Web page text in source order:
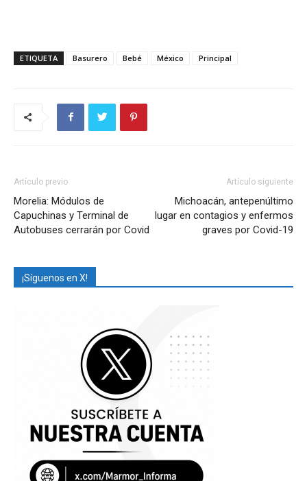
ETIQUETA Basurero Bebé México Principal
Artículo previo
Morelia: Módulos de
Capuchinas y Terminal de
Autobuses cerrarán por Covid
Artículo siguiente
Michoacán, antepenúltimo
lugar en contagios y enfermos
graves por Covid-19
¡Síguenos en X!